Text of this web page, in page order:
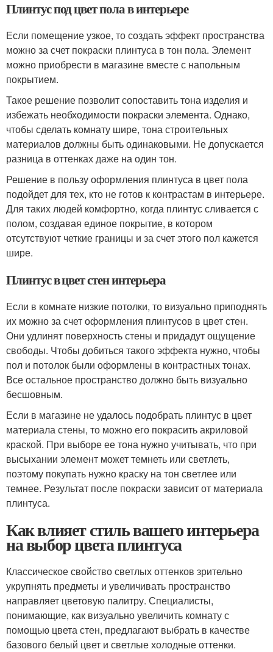
Плинтус под цвет пола в интерьере
Если помещение узкое, то создать эффект пространства
можно за счет покраски плинтуса в тон пола. Элемент
можно приобрести в магазине вместе с напольным
покрытием.
Такое решение позволит сопоставить тона изделия и
избежать необходимости покраски элемента. Однако,
чтобы сделать комнату шире, тона строительных
материалов должны быть одинаковыми. Не допускается
разница в оттенках даже на один тон.
Решение в пользу оформления плинтуса в цвет пола
подойдет для тех, кто не готов к контрастам в интерьере.
Для таких людей комфортно, когда плинтус сливается с
полом, создавая единое покрытие, в котором
отсутствуют четкие границы и за счет этого пол кажется
шире.
Плинтус в цвет стен интерьера
Если в комнате низкие потолки, то визуально приподнять
их можно за счет оформления плинтусов в цвет стен.
Они удлинят поверхность стены и придадут ощущение
свободы. Чтобы добиться такого эффекта нужно, чтобы
пол и потолок были оформлены в контрастных тонах.
Все остальное пространство должно быть визуально
бесшовным.
Если в магазине не удалось подобрать плинтус в цвет
материала стены, то можно его покрасить акриловой
краской. При выборе ее тона нужно учитывать, что при
высыхании элемент может темнеть или светлеть,
поэтому покупать нужно краску на тон светлее или
темнее. Результат после покраски зависит от материала
плинтуса.
Как влияет стиль вашего интерьера
на выбор цвета плинтуса
Классическое свойство светлых оттенков зрительно
укрупнять предметы и увеличивать пространство
направляет цветовую палитру. Специалисты,
понимающие, как визуально увеличить комнату с
помощью цвета стен, предлагают выбрать в качестве
базового белый цвет и светлые холодные оттенки.